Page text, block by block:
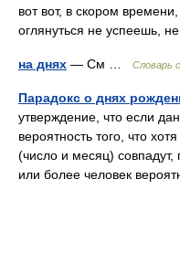
вот вот, в скором
оглянуться не успеешь,
на днях — См … Словарь
Парадокс о днях
утверждение, что если
вероятность того, что
(число и месяц)
или более человек